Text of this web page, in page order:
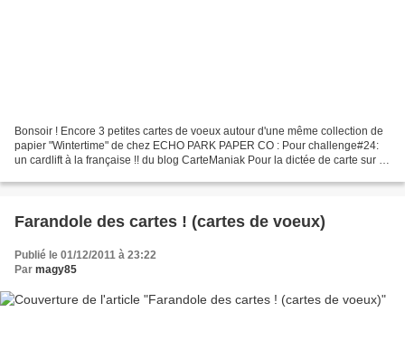
Bonsoir ! Encore 3 petites cartes de voeux autour d'une même collection de
papier "Wintertime" de chez ECHO PARK PAPER CO : Pour challenge#24:
un cardlift à la française !! du blog CarteManiak Pour la dictée de carte sur le
Farandole des cartes ! (cartes de voeux)
Publié le 01/12/2011 à 23:22
Par magy85